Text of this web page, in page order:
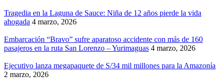
Tragedia en la Laguna de Sauce: Niña de 12 años pierde la vida
ahogada 4 marzo, 2026
Embarcación “Bravo” sufre aparatoso accidente con más de 160
pasajeros en la ruta San Lorenzo – Yurimaguas 4 marzo, 2026
Ejecutivo lanza megapaquete de S/34 mil millones para la Amazonía
2 marzo, 2026